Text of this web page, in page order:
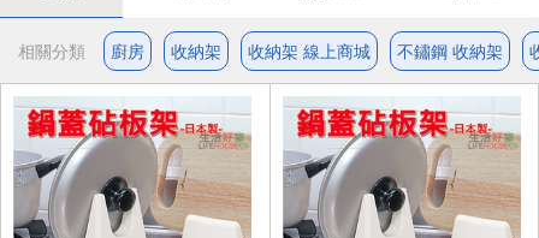
相關分類 廚房 收納架 收納架 線上商城 不鏽鋼 收納架